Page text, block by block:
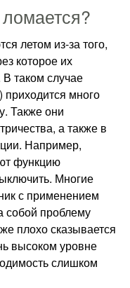
летом из-за того,
которое их
таком случае
приходится много
Также они
а также в
Например,
функцию
Многие
с применением
собой проблему
плохо сказывается
высоком уровне
слишком